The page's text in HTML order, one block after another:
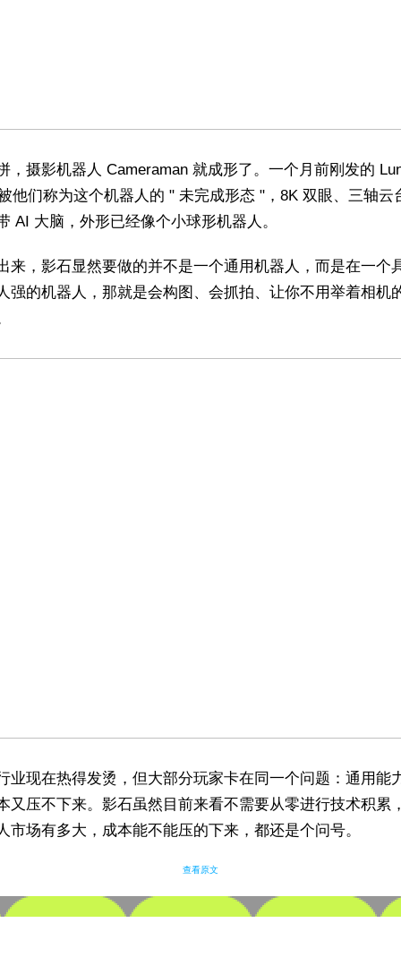
，摄影机器人 Cameraman 就成形了。一个月前刚发的
他们称为这个机器人的 " 未完成形态 "，8K 双眼、三轴云
AI 大脑，外形已经像个小球形机器人。
来，影石显然要做的并不是一个通用机器人，而是在一个
强的机器人，那就是会构图、会抓拍、让你不用举着相机
业现在热得发烫，但大部分玩家卡在同一个问题：通用能
又压不下来。影石虽然目前来看不需要从零进行技术积累
市场有多大，成本能不能压的下来，都还是个问号。
查看原文